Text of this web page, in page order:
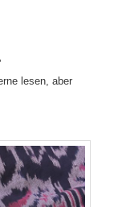
lesen, aber